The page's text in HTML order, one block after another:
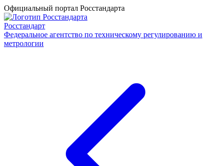
Официальный портал Росстандарта
Росстандарт
Федеральное агентство по техническому регулированию и
метрологии